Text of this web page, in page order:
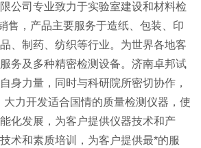
公司专业致力于实验室建设和材料检
售，产品主要服务于造纸、包装、印
、制药、纺织等行业。为世界各地客
务及多种精密检测设备。济南卓邦试
身力量，同时与科研院所密切协作，
大力开发适合国情的质量检测仪器，使
化发展，为客户提供仪器技术和产
术和素质培训，为客户提供最*的服